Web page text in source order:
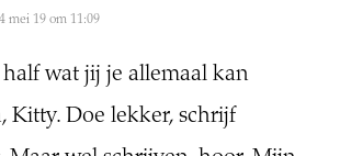
mei 19 om 11:09
half wat jij je allemaal kan
Kitty. Doe lekker, schrijf